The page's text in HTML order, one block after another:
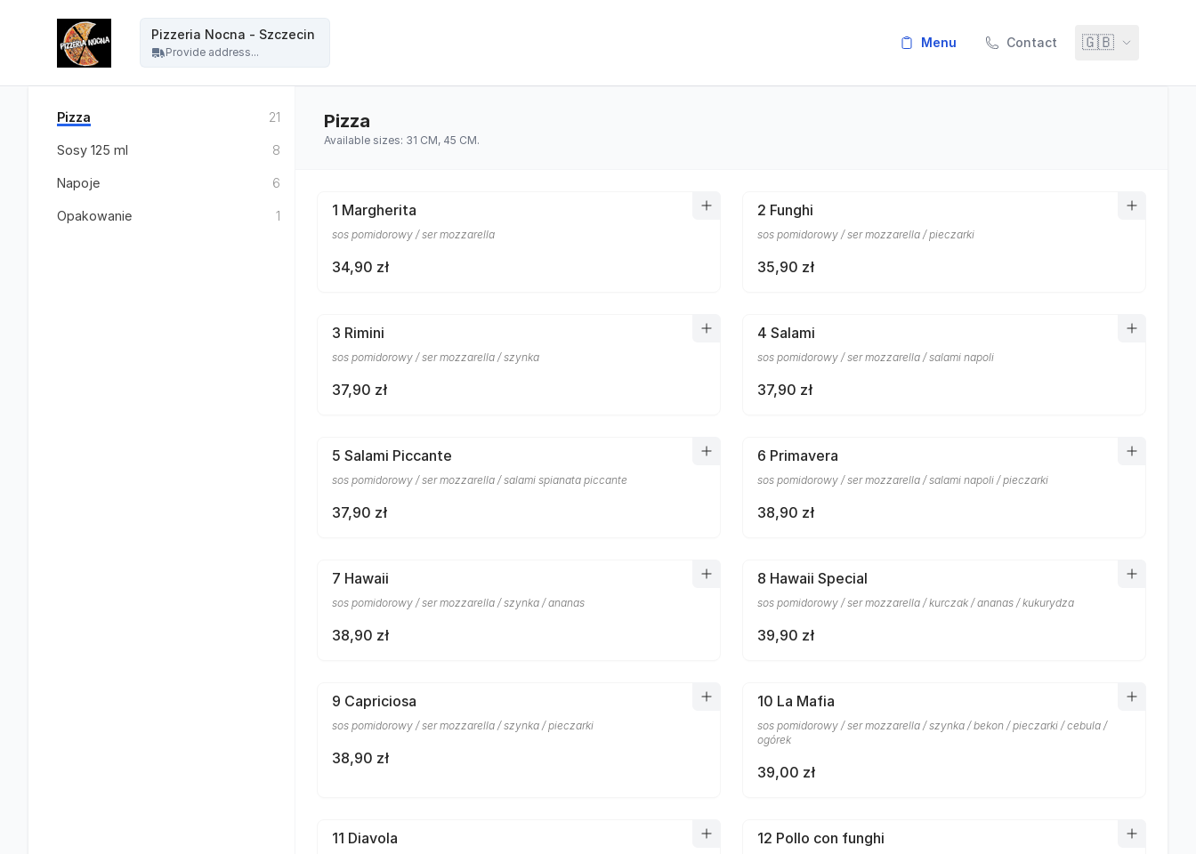
Pizzeria Nocna - Szczecin
Provide address...
menu Contact 🇬🇧
Pizza 21
Sosy 125 ml 8
Napoje 6
Opakowanie 1
Pizza
Available sizes: 31 CM, 45 CM.
1 Margherita
sos pomidorowy / ser mozzarella
34,90 zł
2 Funghi
sos pomidorowy / ser mozzarella / pieczarki
35,90 zł
3 Rimini
sos pomidorowy / ser mozzarella / szynka
37,90 zł
4 Salami
sos pomidorowy / ser mozzarella / salami napoli
37,90 zł
5 Salami Piccante
sos pomidorowy / ser mozzarella / salami spianata piccante
37,90 zł
6 Primavera
sos pomidorowy / ser mozzarella / salami napoli / pieczarki
38,90 zł
7 Hawaii
sos pomidorowy / ser mozzarella / szynka / ananas
38,90 zł
8 Hawaii Special
sos pomidorowy / ser mozzarella / kurczak / ananas / kukurydza
39,90 zł
9 Capriciosa
sos pomidorowy / ser mozzarella / szynka / pieczarki
38,90 zł
10 La Mafia
sos pomidorowy / ser mozzarella / szynka / bekon / pieczarki / cebula /
ogórek
39,00 zł
11 Diavola 12 Pollo con funghi